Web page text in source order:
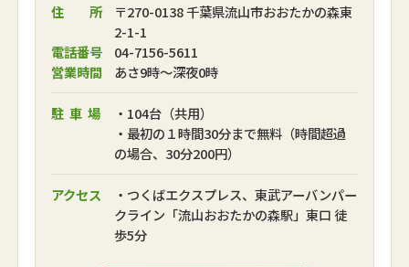
住 所
〒270-0138 千葉県流山市おおたかの森東
2-1-1
電話番号
04-7156-5611
営業時間
あさ9時～深夜0時
駐車場
・104台（共用）
・最初の１時間30分まで無料（時間超過
の場合、30分200円）
アクセス
・つくばエクスプレス、東武アーバンパー
クライン「流山おおたかの森駅」東口 徒
歩5分